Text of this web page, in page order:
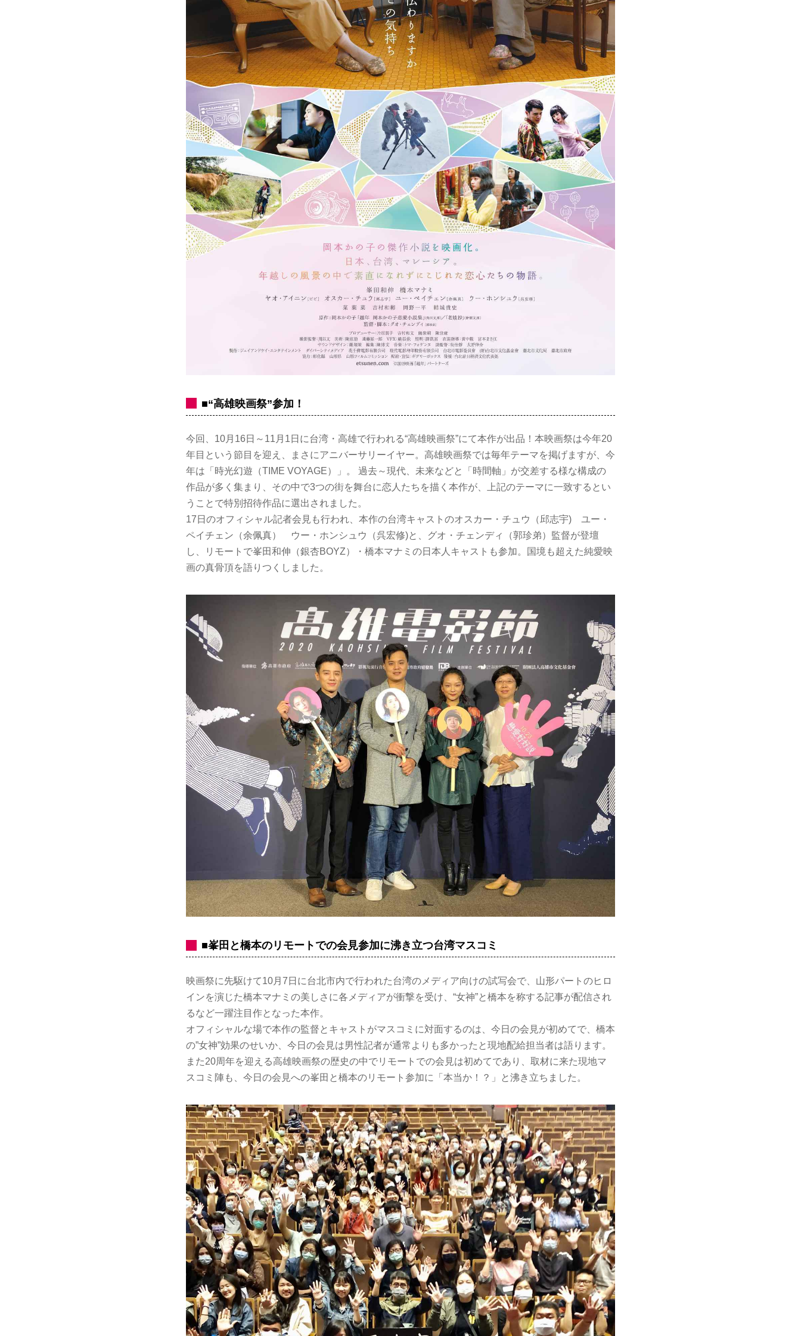
■“高雄映画祭”参加！
今回、10月16日～11月1日に台湾・高雄で行われる“高雄映画祭”にて本作が出品！本映画祭は今年20
年目という節目を迎え、まさにアニバーサリーイヤー。高雄映画祭では毎年テーマを掲げますが、今
年は「時光幻遊（TIME VOYAGE）」。 過去～現代、未来などと「時間軸」が交差する様な構成の
作品が多く集まり、その中で3つの街を舞台に恋人たちを描く本作が、上記のテーマに一致するとい
うことで特別招待作品に選出されました。
17日のオフィシャル記者会見も行われ、本作の台湾キャストのオスカー・チュウ（邱志宇) ユー・
ペイチェン（余佩真） ウー・ホンシュウ（呉宏修)と、グオ・チェンディ（郭珍弟）監督が登壇
し、リモートで峯田和伸（銀杏BOYZ）・橋本マナミの日本人キャストも参加。国境も超えた純愛映
画の真骨頂を語りつくしました。
■峯田と橋本のリモートでの会見参加に沸き立つ台湾マスコミ
映画祭に先駆けて10月7日に台北市内で行われた台湾のメディア向けの試写会で、山形パートのヒロ
インを演じた橋本マナミの美しさに各メディアが衝撃を受け、“女神”と橋本を称する記事が配信され
るなど一躍注目作となった本作。
オフィシャルな場で本作の監督とキャストがマスコミに対面するのは、今日の会見が初めてで、橋本
の”女神”効果のせいか、今日の会見は男性記者が通常よりも多かったと現地配給担当者は語ります。
また20周年を迎える高雄映画祭の歴史の中でリモートでの会見は初めてであり、取材に来た現地マ
スコミ陣も、今日の会見への峯田と橋本のリモート参加に「本当か！？」と沸き立ちました。